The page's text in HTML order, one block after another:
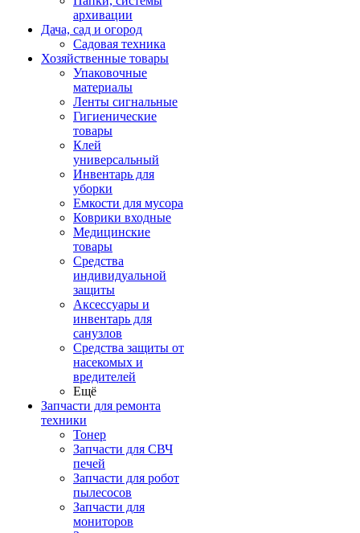
архивации
Дача, сад и огород
Садовая техника
Хозяйственные товары
Упаковочные
материалы
Ленты сигнальные
Гигиенические
товары
Клей
универсальный
Инвентарь для
уборки
Емкости для мусора
Коврики входные
Медицинские
товары
Средства
индивидуальной
защиты
Аксессуары и
инвентарь для
санузлов
Средства защиты от
насекомых и
вредителей
Ещё
Запчасти для ремонта
техники
Тонер
Запчасти для СВЧ
печей
Запчасти для робот
пылесосов
Запчасти для
мониторов